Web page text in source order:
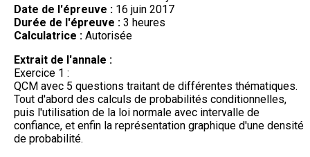
Date de l'épreuve : 16 juin 2017
Durée de l'épreuve : 3 heures
Calculatrice : Autorisée
Extrait de l'annale :
Exercice 1 :
QCM avec 5 questions traitant de différentes thématiques.
Tout d'abord des calculs de probabilités conditionnelles,
puis l'utilisation de la loi normale avec intervalle de
confiance, et enfin la représentation graphique d'une densité
de probabilité.